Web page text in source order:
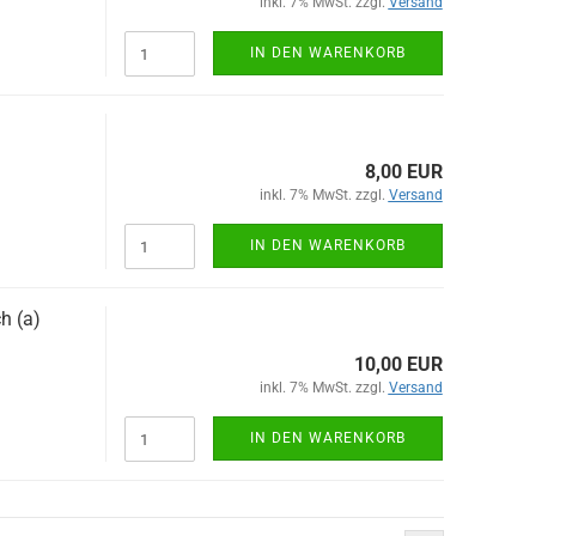
IN DEN WARENKORB
8,00 EUR
inkl. 7% MwSt. zzgl. Versand
IN DEN WARENKORB
(a)
10,00 EUR
inkl. 7% MwSt. zzgl. Versand
IN DEN WARENKORB